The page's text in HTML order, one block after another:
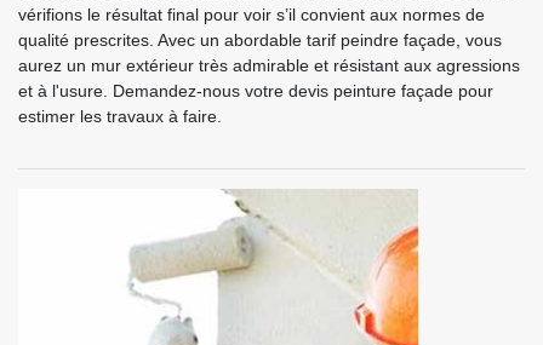
vérifions le résultat final pour voir s’il convient aux normes de
qualité prescrites. Avec un abordable tarif peindre façade, vous
aurez un mur extérieur très admirable et résistant aux agressions
et à l'usure. Demandez-nous votre devis peinture façade pour
estimer les travaux à faire.